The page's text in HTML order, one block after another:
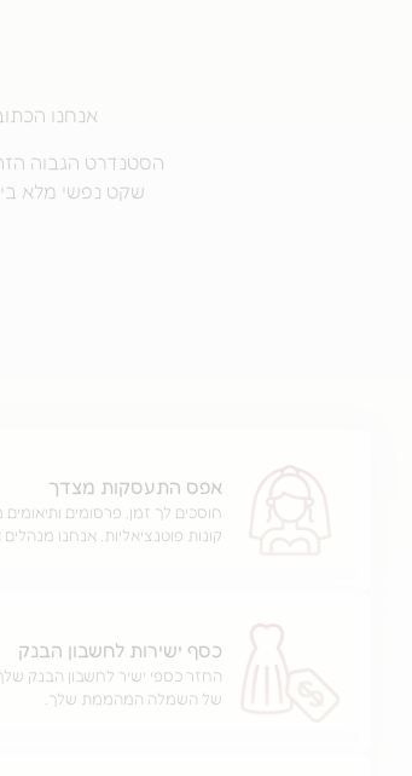
אנחנו
הסטנדרט הגבוה
שקט נפשי מלא
אפס התעסקות מצדך
חוסכים לך זמן, פרסומים ותיאומים
קונות פוטנציאליות. אנחנו
כסף ישירות לחשבון הבנק
החזר כספי ישיר לחשבון הבנק
של השמלה המהממת שלך.